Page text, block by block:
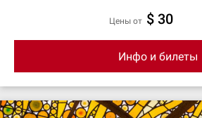
цены от $ 30
Инфо и билеты